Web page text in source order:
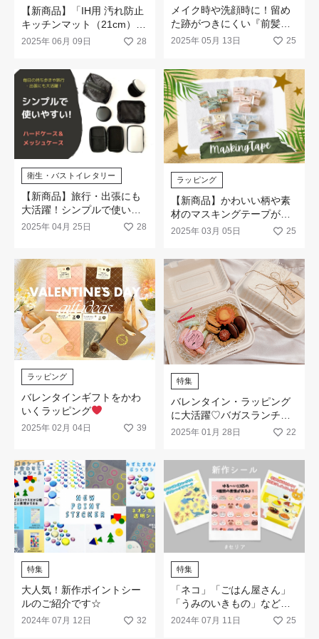
【新商品】「IH用 汚れ防止
キッチンマット（21cm）」
が新発売！
2025年 06月 09日 28
メイク時や洗顔時に！留め
た跡がつきにくい『前髪ク
リップ』や『スリーピン』
2025年 05月 13日 25
衛生・バストイレタリー
【新商品】旅行・出張にも
大活躍！シンプルで使いや
すい（ハードケース＆メッ
2025年 04月 25日 28
ラッピング
【新商品】かわいい柄や素
材のマスキングテープが登
場！
2025年 03月 05日 25
ラッピング
バレンタインギフトをかわ
いくラッピング
2025年 02月 04日 39
特集
バレンタイン・ラッピング
に大活躍♡バガスランチボ
ックス
2025年 01月 28日 22
特集
大人気！新作ポイントシー
ルのご紹介です☆
2024年 07月 12日 32
特集
「ネコ」「ごはん屋さん」
「うみのいきもの」などか
わいい新作シールが登場！
2024年 07月 11日 25